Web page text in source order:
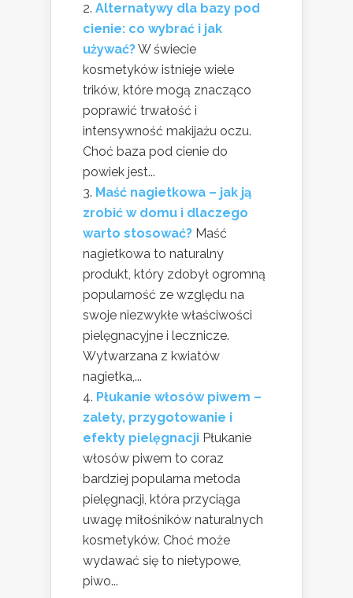
Alternatywy dla bazy pod
cienie: co wybrać i jak
używać?W świecie
kosmetyków istnieje wiele
trików, które mogą znacząco
poprawić trwałość i
intensywność makijażu oczu.
Choć baza pod cienie do
powiek jest...
Maść nagietkowa – jak ją
zrobić w domu i dlaczego
warto stosować? Maść
nagietkowa to naturalny
produkt, który zdobył ogromną
popularność ze względu na
swoje niezwykłe właściwości
pielęgnacyjne i lecznicze.
Wytwarzana z kwiatów
nagietka,...
Płukanie włosów piwem –
zalety, przygotowanie i
efekty pielęgnacji Płukanie
włosów piwem to coraz
bardziej popularna metoda
pielęgnacji, która przyciąga
uwagę miłośników naturalnych
kosmetyków. Choć może
wydawać się to nietypowe,
piwo...